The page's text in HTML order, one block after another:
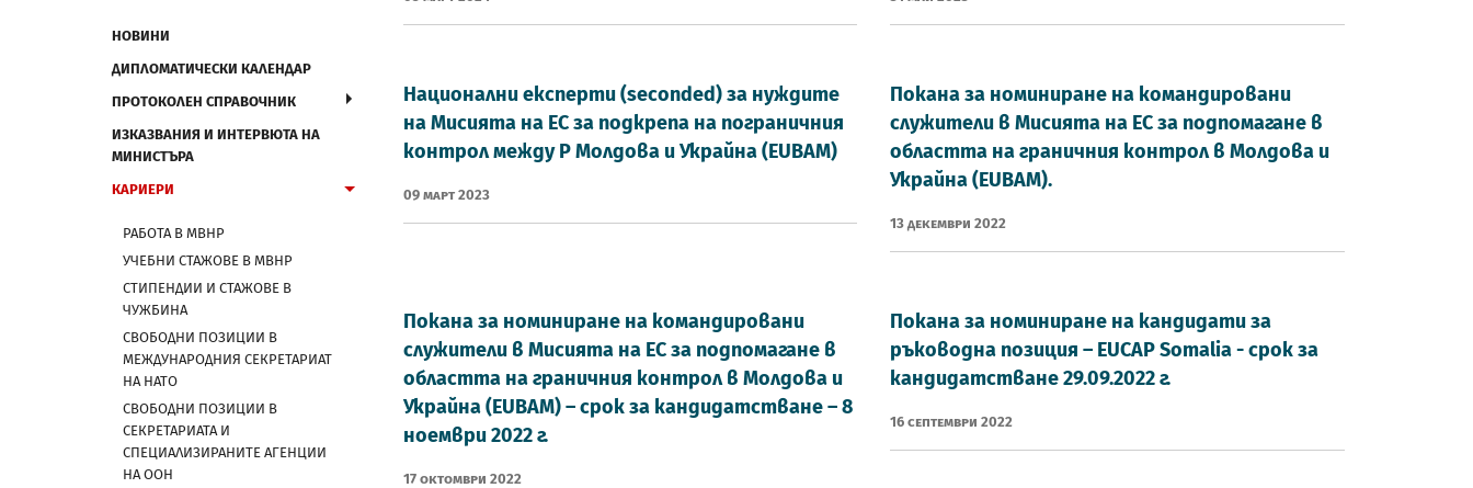
НОВИНИ
ДИПЛОМАТИЧЕСКИ КАЛЕНДАР
ПРОТОКОЛЕН СПРАВОЧНИК
ИЗКАЗВАНИЯ И ИНТЕРВЮТА НА
МИНИСТЪРА
КАРИЕРИ
РАБОТА В МВНР
УЧЕБНИ СТАЖОВЕ В МВНР
СТИПЕНДИИ И СТАЖОВЕ В
ЧУЖБИНА
СВОБОДНИ ПОЗИЦИИ В
МЕЖДУНАРОДНИЯ СЕКРЕТАРИАТ
НА НАТО
СВОБОДНИ ПОЗИЦИИ В
СЕКРЕТАРИАТА И
СПЕЦИАЛИЗИРАНИТЕ АГЕНЦИИ
НА ООН
Национални експерти (seconded) за нуждите
на Мисията на ЕС за подкрепа на пограничния
контрол между Р Молдова и Украйна (EUBAM)
09 Март 2023
Покана за номиниране на командировани
служители в Мисията на ЕС за подпомагане в
областта на граничния контрол в Молдова и
Украйна (EUBAM).
13 Декември 2022
Покана за номиниране на командировани
служители в Мисията на ЕС за подпомагане в
областта на граничния контрол в Молдова и
Украйна (EUBAM) – срок за кандидатстване – 8
ноември 2022 г.
17 Октомври 2022
Покана за номиниране на кандидати за
ръководна позиция – EUCAP Somalia - срок за
кандидатстване 29.09.2022 г.
16 Септември 2022